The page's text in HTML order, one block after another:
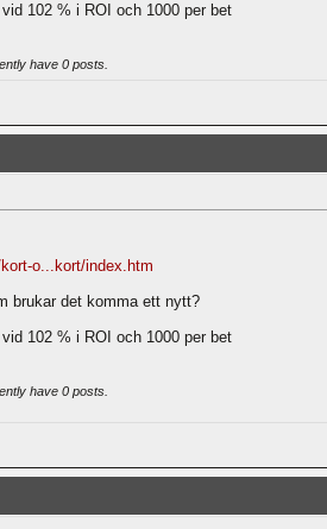
102 % i ROI och 1000 per bet
have 0 posts.
o...kort/index.htm
brukar det komma ett nytt?
102 % i ROI och 1000 per bet
have 0 posts.